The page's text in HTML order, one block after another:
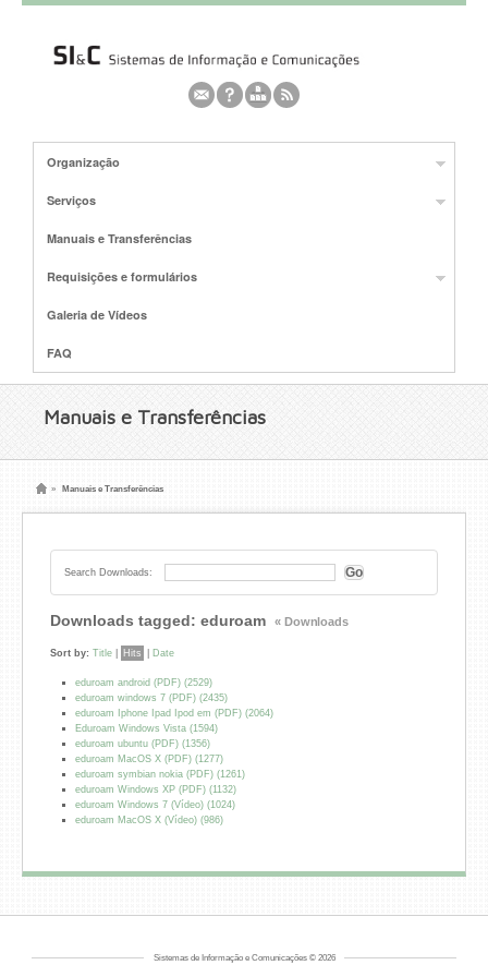
Organização
Serviços
Manuais e Transferências
Requisições e formulários
Galeria de Vídeos
FAQ
Manuais e Transferências
» Manuais e Transferências
Search Downloads:
Downloads tagged: eduroam « Downloads
Sort by: Title Hits Date
eduroam android (PDF) (2529)
eduroam windows 7 (PDF) (2435)
eduroam Iphone Ipad Ipod em (PDF) (2064)
Eduroam Windows Vista (1594)
eduroam ubuntu (PDF) (1356)
eduroam MacOS X (PDF) (1277)
eduroam symbian nokia (PDF) (1261)
eduroam Windows XP (PDF) (1132)
eduroam Windows 7 (Vídeo) (1024)
eduroam MacOS X (Vídeo) (986)
Sistemas de Informação e Comunicações © 2026